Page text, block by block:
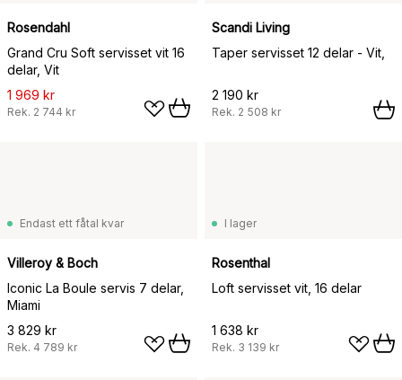
Rosendahl
Grand Cru Soft servisset vit 16
delar, Vit
1 969 kr
Rek. 2 744 kr
Scandi Living
Taper servisset 12 delar - Vit,
2 190 kr
Rek. 2 508 kr
Endast ett fåtal kvar
Villeroy & Boch
Iconic La Boule servis 7 delar,
Miami
3 829 kr
Rek. 4 789 kr
I lager
Rosenthal
Loft servisset vit, 16 delar
1 638 kr
Rek. 3 139 kr